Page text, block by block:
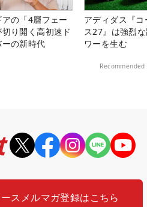
の「4層フェー
切り開く高初速ド
の新時代
アディダス『
ス27』は強烈
ワーを生む
Recommended
ス メルマガ登録はこちら